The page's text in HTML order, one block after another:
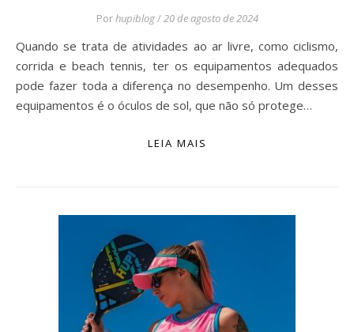
Porhupiblog/20 de agosto de 2024
Quando se trata de atividades ao ar livre, como ciclismo,
corrida e beach tennis, ter os equipamentos adequados
pode fazer toda a diferença no desempenho. Um desses
equipamentos é o óculos de sol, que não só protege…
LEIA MAIS